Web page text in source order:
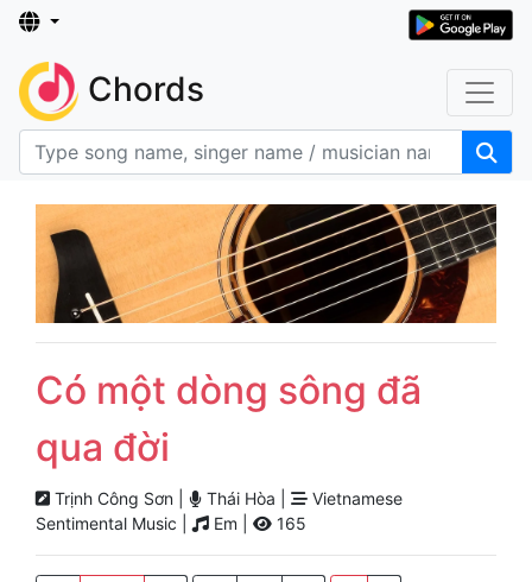
Chords
Có một dòng sông đã
qua đời
Trịnh Công Sơn | Thái Hòa |
Vietnamese
Sentimental Music |
Em | 165